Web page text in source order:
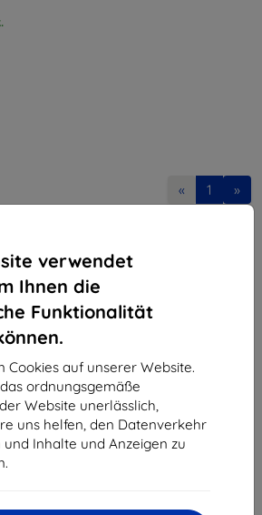
verwendet
Ihnen die
Funktionalität
Cookies auf unserer Website.
ordnungsgemäße
Website unerlässlich,
uns helfen, den Datenverkehr
Inhalte und Anzeigen zu
« 1 »
2A